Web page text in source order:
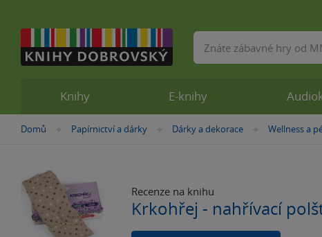
Nacházíte
Domů »Papírnictví a dárky »
Dárky a dekorace »
Wellness a
Recenze na knihu
Krkohřej - nahřívací
Knihy E-knihy
Vyhledávání